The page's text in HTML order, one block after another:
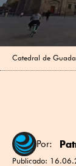
Catedral de
Por:
Publicado: